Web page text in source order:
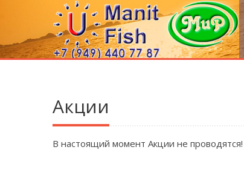
Акции
В настоящий момент Акции не проводятся!